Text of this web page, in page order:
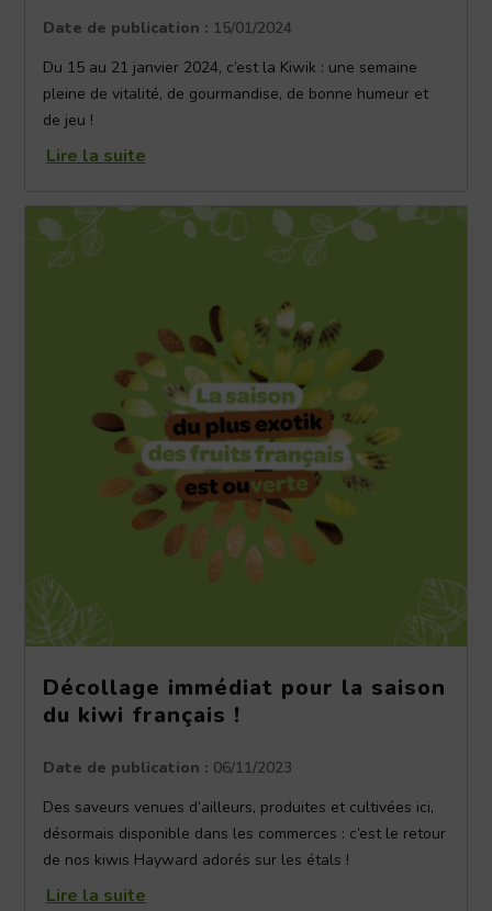
Date de publication : 15/01/2024
Du 15 au 21 janvier 2024, c’est la Kiwik : une semaine
pleine de vitalité, de gourmandise, de bonne humeur et
de jeu !
Lire la suite
Décollage immédiat pour la saison
du kiwi français !
Date de publication : 06/11/2023
Des saveurs venues d’ailleurs, produites et cultivées ici,
désormais disponible dans les commerces : c’est le retour
de nos kiwis Hayward adorés sur les étals !
Lire la suite